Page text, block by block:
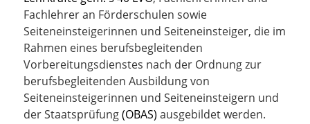
Fachlehrer an Förderschulen sowie
Seiteneinsteigerinnen und Seiteneinsteiger, die im
Rahmen eines berufsbegleitenden
Vorbereitungsdienstes nach der Ordnung zur
berufsbegleitenden Ausbildung von
Seiteneinsteigerinnen und Seiteneinsteigern und
der Staatsprüfung(OBAS) ausgebildet werden.